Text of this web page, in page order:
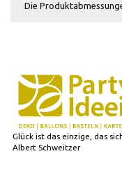
Die
Glück ist das einzige, das
Albert Schweitzer